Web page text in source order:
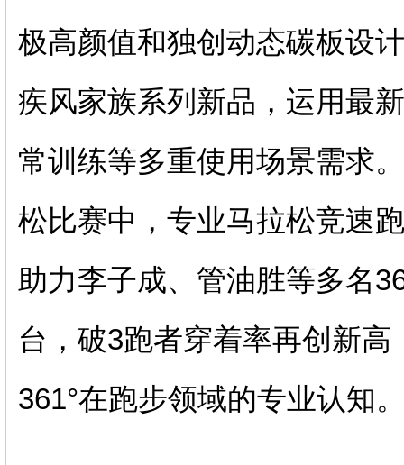
极高颜值和独创动态碳板设
疾风家族系列新品，运用最
常训练等多重使用场景需求
松比赛中，专业马拉松竞速
助力李子成、管油胜等多名
台，破3跑者穿着率再创新
361°在跑步领域的专业认知